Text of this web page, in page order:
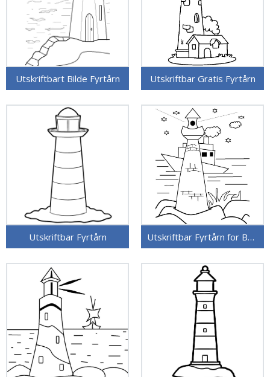
Utskriftbart Bilde Fyrtårn Utskriftbar Gratis Fyrtårn
Utskriftbar Fyrtårn Utskriftbar Fyrtårn for Barn